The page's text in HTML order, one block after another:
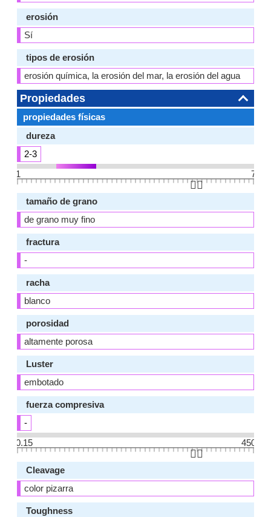
erosión
Sí
tipos de erosión
erosión química, la erosión del mar, la erosión del agua
Propiedades
propiedades físicas
dureza
2-3
1
7
👆🏻
tamaño de grano
de grano muy fino
fractura
-
racha
blanco
porosidad
altamente porosa
Luster
embotado
fuerza compresiva
-
0.15
450
👆🏻
Cleavage
color pizarra
Toughness